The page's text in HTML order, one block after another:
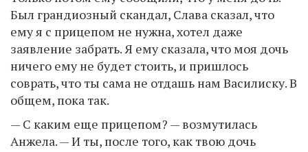
Был грандиозный скандал, Слава сказал, что
ему я с прицепом не нужна, хотел даже
заявление забрать. Я ему сказала, что моя дочь
ничего ему не будет стоить, и пришлось
соврать, что ты сама не отдашь нам Василиску. В
общем, пока так.
— С каким еще прицепом? — возмутилась
Анжела. — И ты, после того, как твою дочь